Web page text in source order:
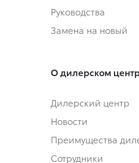
Руководства
Замена на новый
О дилерском
Дилерский центр
Новости
Преимущества
Сотрудники